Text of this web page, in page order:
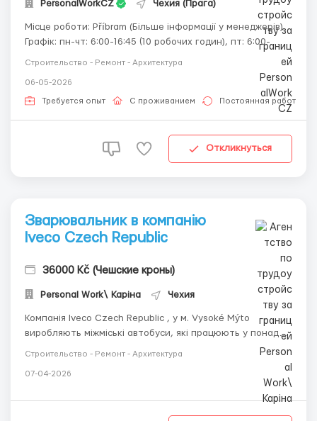
PersonalWorkCZ Чехия (Прага)
Місце роботи: Příbram (Більше інформації у менеджерів)
Графік: пн-чт: 6:00-16:45 (10 робочих годин), пт: 6:00-
Строительство - Ремонт - Архитектура
06-05-2026
Требуется опыт С проживанием Постоянная работа
Откликнуться
Зварювальник в компанію
Iveco Czech Republic
36000 Kč (Чешские кроны)
Personal Work\ Каріна Чехия
Компанія Iveco Czech Republic , у м. Vysoké Mýto
виробляють міжміські автобуси, які працюють у понад
зміни по 8 год/день; 🏠 Проживання безкоштовне; 📍
Строительство - Ремонт - Архитектура
07-04-2026